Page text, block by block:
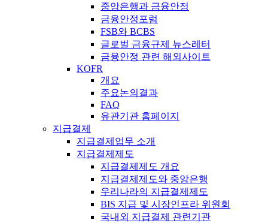
중앙은행과 금융안정
금융안정포럼
FSB와 BCBS
글로벌 금융규제 뉴스레터
금융안정 관련 해외사이트
KOFR
개요
주요논의결과
FAQ
유관기관 홈페이지
지급결제
지급결제업무 소개
지급결제제도
지급결제제도 개요
지급결제제도와 중앙은행
우리나라의 지급결제제도
BIS 지급 및 시장인프라 위원회
국내외 지급결제 관련기관